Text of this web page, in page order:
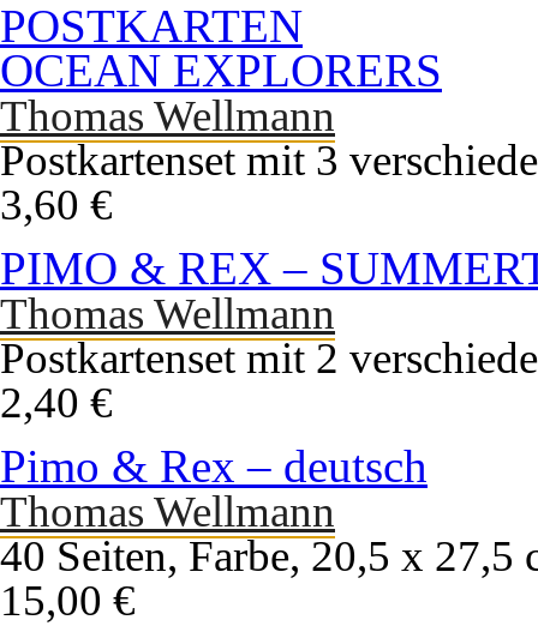
POSTKARTEN
OCEAN EXPLORERS
Thomas Wellmann
Postkartenset mit 3
3,60 €
PIMO & REX –
Thomas Wellmann
Postkartenset mit 2
2,40 €
Pimo & Rex – deutsch
Thomas Wellmann
40 Seiten, Farbe, 20,5 x 27,5
15,00 €